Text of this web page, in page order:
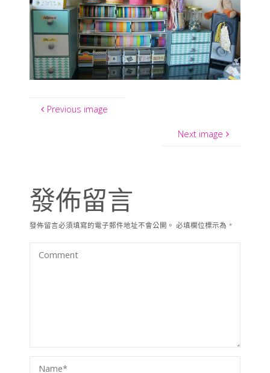
Previous image
Next image
發佈留言
發佈留言必須填寫的電子郵件地址不會公開。 必填欄位標示為 *